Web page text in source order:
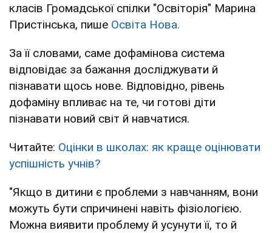
класів Громадської спілки "Освіторія" Марина
Пристінська, пише Освіта Нова.
За її словами, саме дофамінова система
відповідає за бажання досліджувати й
пізнавати щось нове. Відповідно, рівень
дофаміну впливає на те, чи готові діти
пізнавати новий світ й навчатися.
Читайте: Оцінки в школах: як краще оцінювати
успішність учнів?
"Якщо в дитини є проблеми з навчанням, вони
можуть бути спричинені навіть фізіологією.
Можна виявити проблему й усунути її, то й